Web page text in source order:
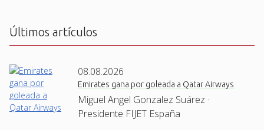
Últimos artículos
08.08.2026
Emirates gana por goleada a Qatar Airways
Miguel Angel Gonzalez Suárez ·
Presidente FIJET España